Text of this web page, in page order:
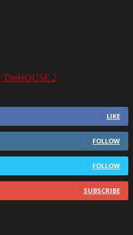
LIKE
FOLLOW
FOLLOW
SUBSCRIBE